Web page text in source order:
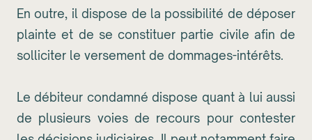
En outre, il dispose de la possibilité de déposer
plainte et de se constituer partie civile afin de
solliciter le versement de dommages-intérêts.
Le débiteur condamné dispose quant à lui aussi
de plusieurs voies de recours pour contester